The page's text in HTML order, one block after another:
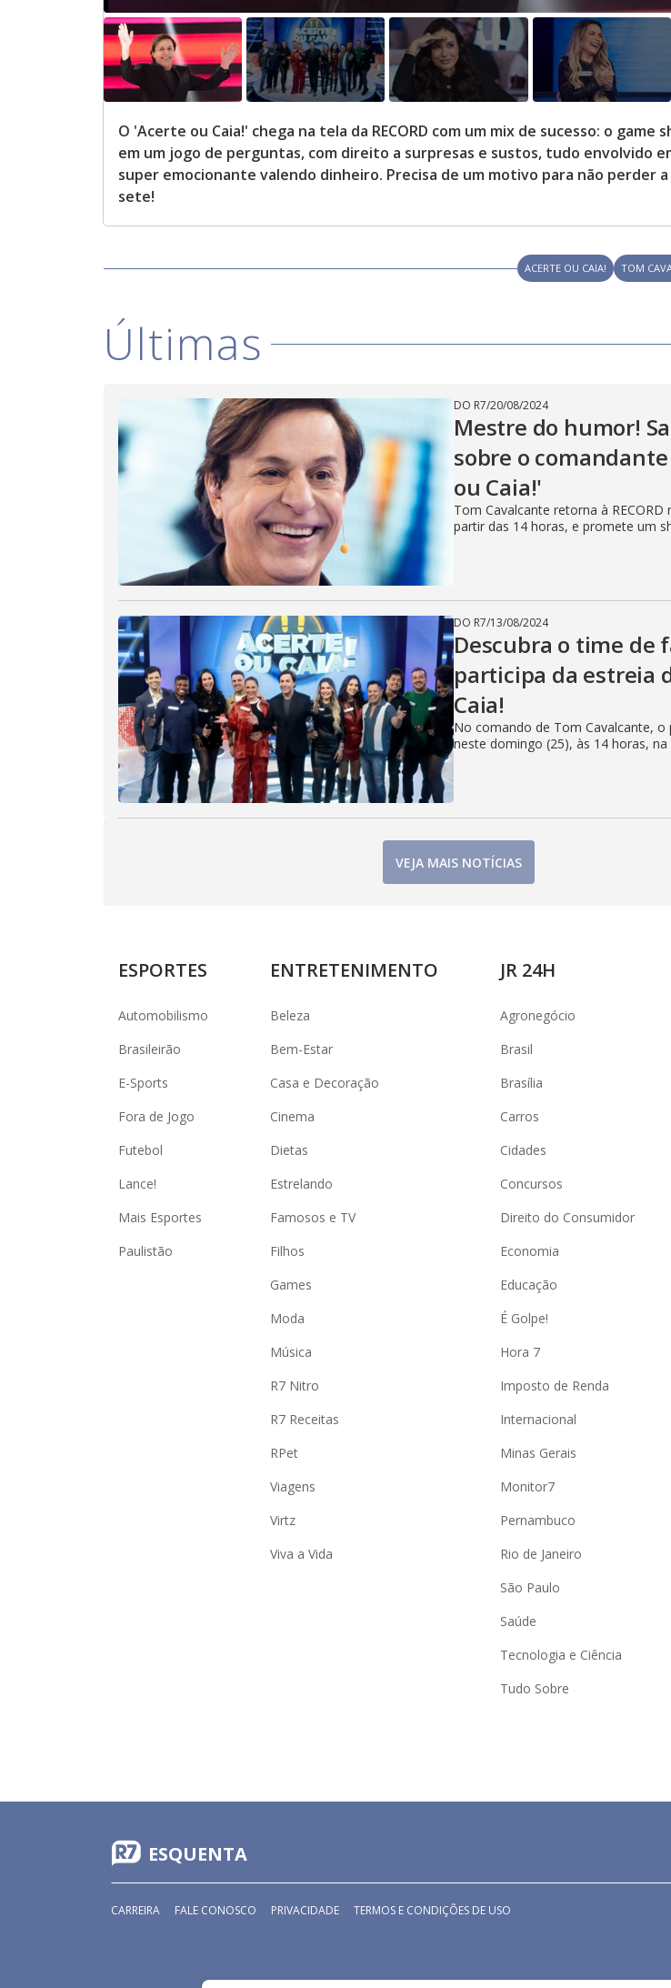
O 'Acerte ou Caia!' chega na tela da RECORD com um mix de sucesso: o game
em um jogo de perguntas, com direito a surpresas e sustos, tudo envolvido
super emocionante valendo dinheiro. Precisa de um motivo para não perder
sete!
ACERTE OU CAIA! TOM
Últimas
DO R7/20/08/2024
Mestre do humor!
sobre o
ou Caia!'
Tom Cavalcante retorna à
partir das 14 horas, e promete um
DO R7/13/08/2024
Descubra o time de
participa da estreia
Caia!
No comando de Tom Cavalcante,
neste domingo (25), às 14 horas, na
VEJA MAIS NOTÍCIAS
ESPORTES
Automobilismo
Brasileirão
E-Sports
Fora de Jogo
Futebol
Lance!
Mais Esportes
Paulistão
ENTRETENIMENTO
Beleza
Bem-Estar
Casa e Decoração
Cinema
Dietas
Estrelando
Famosos e TV
Filhos
Games
Moda
Música
R7 Nitro
R7 Receitas
RPet
Viagens
Virtz
Viva a Vida
JR 24H
Agronegócio
Brasil
Brasília
Carros
Cidades
Concursos
Direito do Consumidor
Economia
Educação
É Golpe!
Hora 7
Imposto de Renda
Internacional
Minas Gerais
Monitor7
Pernambuco
Rio de Janeiro
São Paulo
Saúde
Tecnologia e Ciência
Tudo Sobre
ESQUENTA
CARREIRA FALE CONOSCO PRIVACIDADE TERMOS E CONDIÇÕES DE USO